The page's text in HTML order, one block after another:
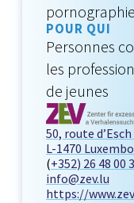
POUR QUI
Personnes
les
de jeunes
50, route d’Esch
L-1470
(+352) 26 48 00
info@zev.lu
https://